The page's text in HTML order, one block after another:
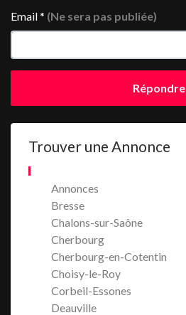
Email* (Ne sera pas publiée)
Répondre
Trouver une Annonce
Annonces
Bresse
Chalons-sur-Saône
Cherbourg
Cherbourg-en-Cotentin
Choisy-le-Roy
Corbeil-Essones
Deauville